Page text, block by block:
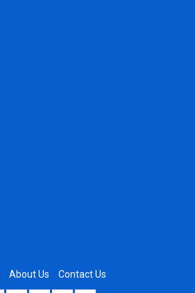
About Us Contact Us